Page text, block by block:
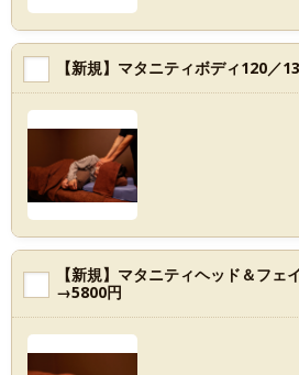
【新規】マタニティボディ120／
【新規】マタニティヘッド＆フェ
→5800円